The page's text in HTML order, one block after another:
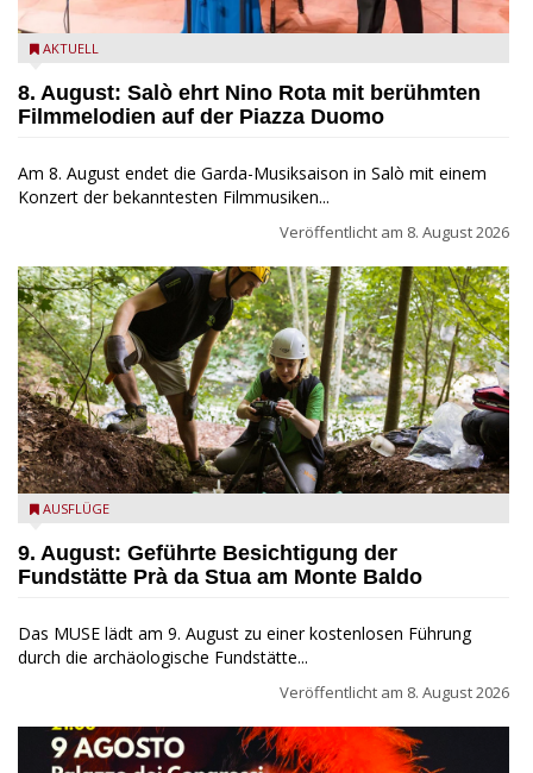
Estate Musicale del Garda: Salò ehrt Nino Rota
AKTUELL
8. August: Salò ehrt Nino Rota mit berühmten
Filmmelodien auf der Piazza Duomo
Am 8. August endet die Garda-Musiksaison in Salò mit einem
Konzert der bekanntesten Filmmusiken...
Veröffentlicht am 8. August 2026
die archäologische Fundstätte Riparo Prà da Stua am Monte
AUSFLÜGE
9. August: Geführte Besichtigung der
Fundstätte Prà da Stua am Monte Baldo
Das MUSE lädt am 9. August zu einer kostenlosen Führung
durch die archäologische Fundstätte...
Veröffentlicht am 8. August 2026